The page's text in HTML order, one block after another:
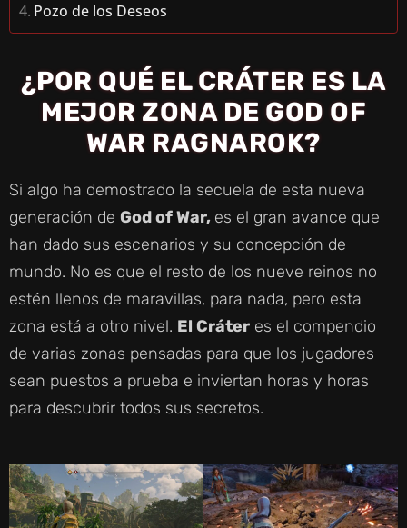
Pozo de los Deseos
¿POR QUÉ EL CRÁTER ES LA
MEJOR ZONA DE GOD OF
WAR RAGNAROK?
Si algo ha demostrado la secuela de esta nueva
generación de God of War, es el gran avance que
han dado sus escenarios y su concepción de
mundo. No es que el resto de los nueve reinos no
estén llenos de maravillas, para nada, pero esta
zona está a otro nivel. El Cráter es el compendio
de varias zonas pensadas para que los jugadores
sean puestos a prueba e inviertan horas y horas
para descubrir todos sus secretos.